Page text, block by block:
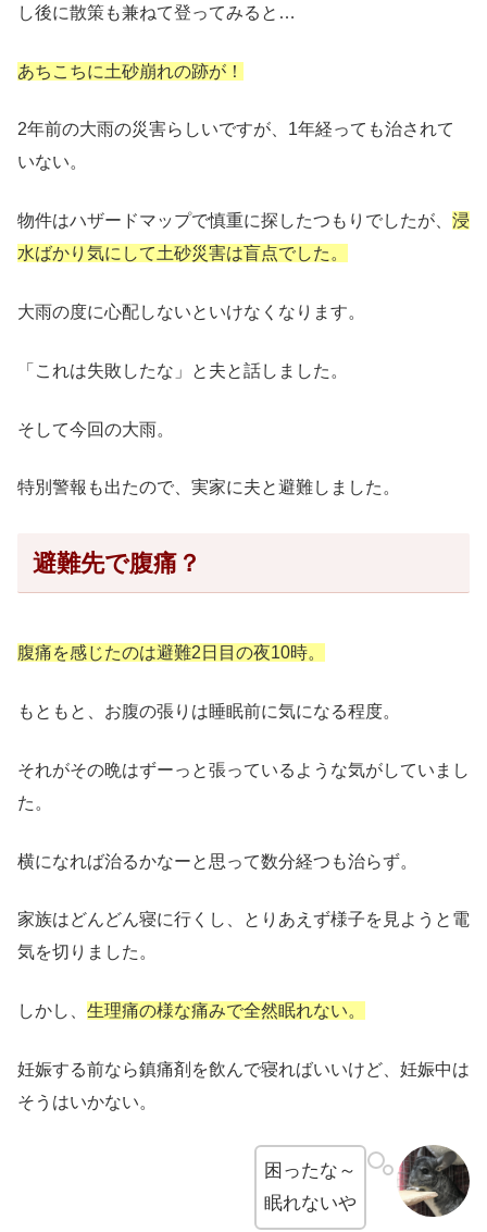
し後に散策も兼ねて登ってみると…
あちこちに土砂崩れの跡が！
2年前の大雨の災害らしいですが、1年経っても治されて
いない。
物件はハザードマップで慎重に探したつもりでしたが、 浸
水ばかり気にして土砂災害は盲点でした。
大雨の度に心配しないといけなくなります。
「これは失敗したな」と夫と話しました。
そして今回の大雨。
特別警報も出たので、実家に夫と避難しました。
避難先で腹痛？
腹痛を感じたのは避難2日目の夜10時。
もともと、お腹の張りは睡眠前に気になる程度。
それがその晩はずーっと張っているような気がしていまし
た。
横になれば治るかなーと思って数分経つも治らず。
家族はどんどん寝に行くし、とりあえず様子を見ようと電
気を切りました。
しかし、 生理痛の様な痛みで全然眠れない。
妊娠する前なら鎮痛剤を飲んで寝ればいいけど、妊娠中は
そうはいかない。
困ったな～
眠れないや